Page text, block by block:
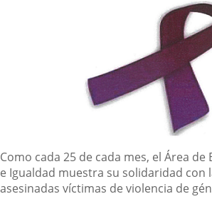
Descripción
Como cada 25 de cada mes, el Área de
e Igualdad muestra su solidaridad con
asesinadas víctimas de violencia de